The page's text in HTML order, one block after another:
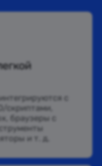
с
скриптами,
браузеры с
и т. д.